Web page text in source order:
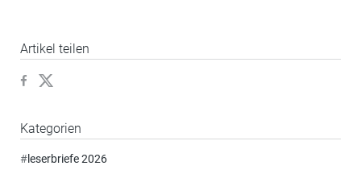
Artikel teilen
Kategorien
#leserbriefe 2026